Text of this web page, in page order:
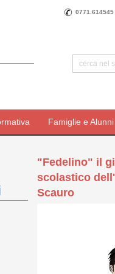
0771.614545
Famiglie e Alunni
"Fedelino" il
scolastico
Scauro